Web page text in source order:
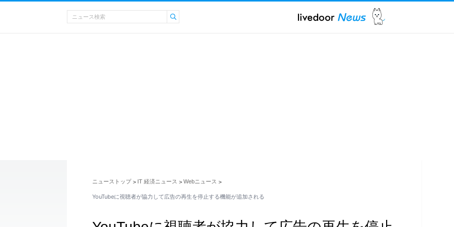
ニューストップ > IT 経済ニュース > Webニュース >
YouTubeに視聴者が協力して広告の再生を停止する機能が追加される